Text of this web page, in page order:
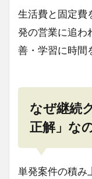
生活費と固定費
発の営業に追わ
善・学習に時間
なぜ継続
正解」な
単発案件の積み